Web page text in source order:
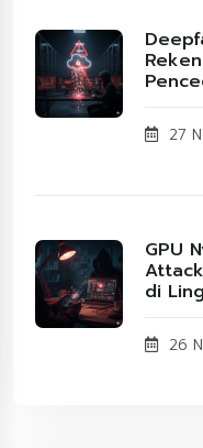
27
GPU
di
26